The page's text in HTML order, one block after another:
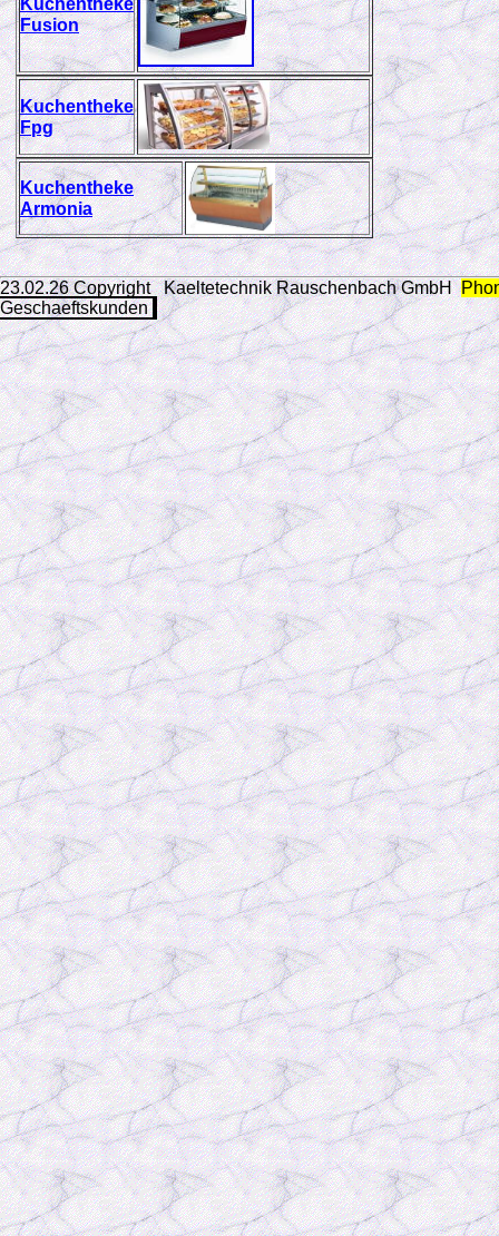
Fusion
Kuchentheke
Fpg
Kuchentheke
Armonia
23.02.26 Copyright Kaeltetechnik Rauschenbach GmbH
Geschaeftskunden